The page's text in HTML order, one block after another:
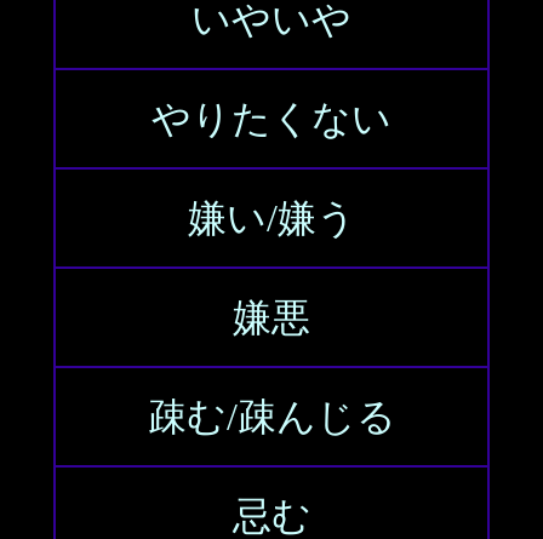
いやいや
やりたくない
嫌い/嫌う
嫌悪
疎む/疎んじる
忌む